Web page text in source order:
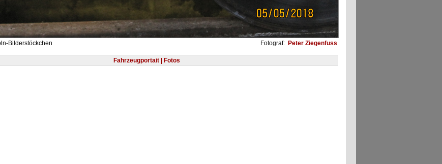
Bilderstöckchen Fotograf: Peter Ziegenfuss
Fahrzeugportait | Fotos